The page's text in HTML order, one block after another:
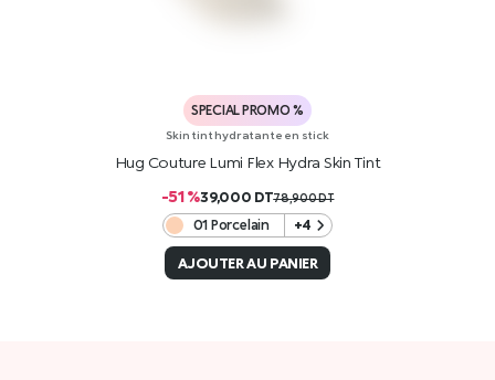
SPECIAL PROMO %
Skin tint hydratante en stick
Hug Couture Lumi Flex Hydra Skin Tint
-51 %39,000 DT78,900DT
01 Porcelain +4
AJOUTER AU PANIER